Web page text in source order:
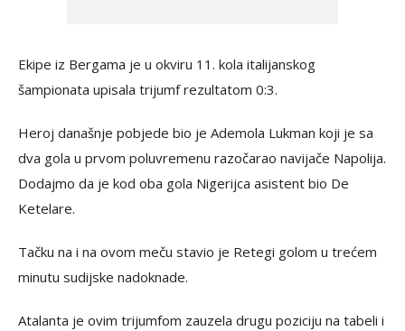
Ekipe iz Bergama je u okviru 11. kola italijanskog
šampionata upisala trijumf rezultatom 0:3.
Heroj današnje pobjede bio je Ademola Lukman koji je sa
dva gola u prvom poluvremenu razočarao navijače Napolija.
Dodajmo da je kod oba gola Nigerijca asistent bio De
Ketelare.
Tačku na i na ovom meču stavio je Retegi golom u trećem
minutu sudijske nadoknade.
Atalanta je ovim trijumfom zauzela drugu poziciju na tabeli i